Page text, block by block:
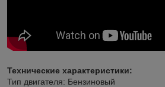
Технические характеристики:
Тип двигателя: Бензиновый